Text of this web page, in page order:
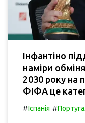
Інфантіно
наміри
2030 року на
ФІФА це
#Іспанія #